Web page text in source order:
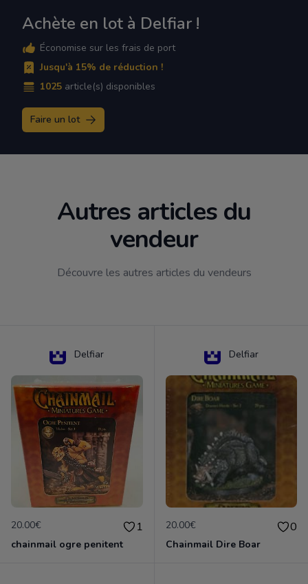
Achète en lot à Delfiar !
Économise sur les frais de port
Jusqu'à 15% de réduction !
1025 article(s) disponibles
Faire un lot
Autres articles du
vendeur
Découvre les autres articles du vendeurs
Delfiar
20.00€ 1
chainmail ogre penitent
Delfiar
20.00€ 0
Chainmail Dire Boar